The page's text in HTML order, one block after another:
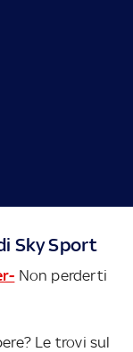
Sky Sport
Non perderti
Le trovi sul